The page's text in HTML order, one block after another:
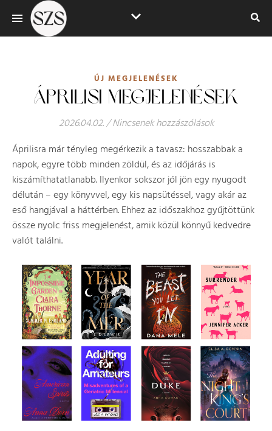
ÚJ MEGJELENÉSEK
ÁPRILISI MEGJELENÉSEK
2026.04.02./ Nincsenek hozzászólások
Áprilisra már tényleg megérkezik a tavasz: hosszabbak a
napok, egyre több minden zöldül, és az időjárás is
kiszámíthatatlanabb. Ilyenkor sokszor jól jön egy nyugodt
délután – egy könyvvel, egy kis napsütéssel, vagy akár az
eső hangjával a háttérben. Ehhez az időszakhoz gyűjtöttünk
össze nyolc friss megjelenést, amik közül könnyű kedvedre
valót találni.